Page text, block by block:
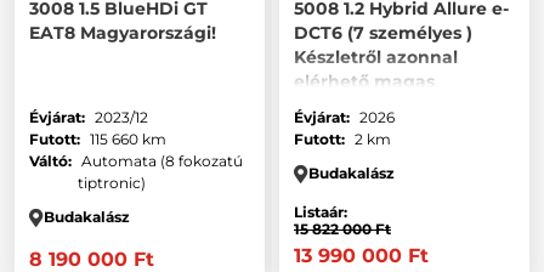
3008 1.5 BlueHDi GT
EAT8 Magyarországi!
Évjárat: 2023/12
Futott: 115 660 km
Váltó: Automata (8 fokozatú
tiptronic)
Budakalász
8 190 000 Ft
5008 1.2 Hybrid Allure e-
DCT6 (7 személyes )
Készletről azonnal
elérhető magas
felszereltség
Évjárat: 2026
Futott: 2 km
Budakalász
Listaár:
15 822 000 Ft
13 990 000 Ft